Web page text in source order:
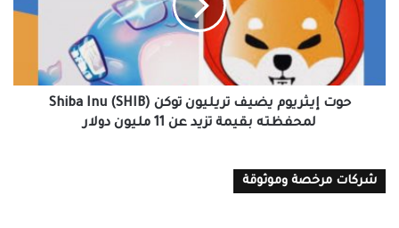
توكن
(SHIB)
لمحفظته
مليون
دولار
حوت إيثريوم يضيف تريليون توكن Shiba Inu (SHIB)
لمحفظته بقيمة تزيد عن 11 مليون دولار
شركات مرخصة وموثوقة